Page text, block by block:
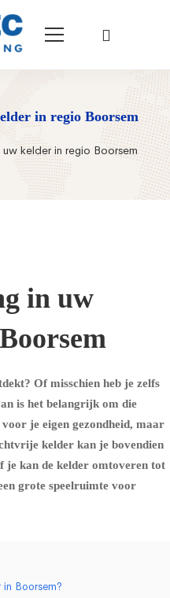
in regio Boorsem
kelder in regio Boorsem
in uw
Of misschien heb je zelfs
is het belangrijk om die
je eigen gezondheid, maar
kelder kan je bovendien
je kan de kelder omtoveren tot
grote speelruimte voor
Boorsem?